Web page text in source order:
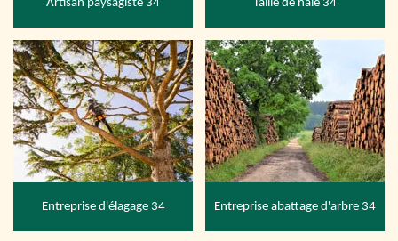
Artisan paysagiste 34 Taille de haie 34
Entreprise d'élagage 34 Entreprise abattage d'arbre 34